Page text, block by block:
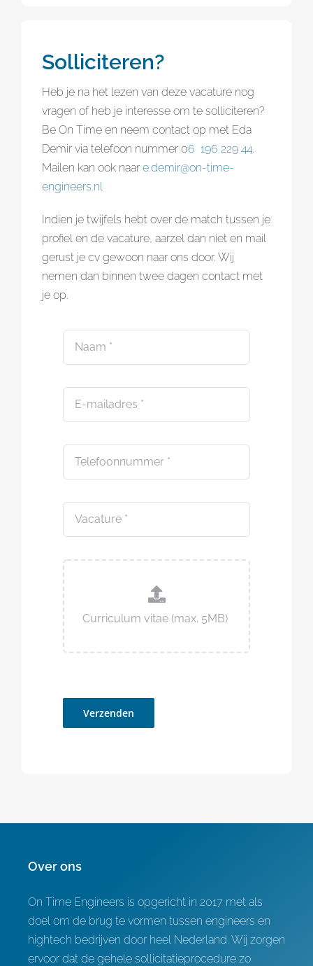
Solliciteren?
Heb je na het lezen van deze vacature nog
vragen of heb je interesse om te solliciteren?
Be On Time en neem contact op met Eda
Demir via telefoon nummer 06 196 229 44.
Mailen kan ook naar e.demir@on-time-
engineers.nl
Indien je twijfels hebt over de match tussen je
profiel en de vacature, aarzel dan niet en mail
gerust je cv gewoon naar ons door. Wij
nemen dan binnen twee dagen contact met
je op.
Verzenden
Over ons
On Time Engineers is opgericht in 2017 met als
doel om de brug te vormen tussen engineers en
hightech bedrijven door heel Nederland. Wij zorgen
ervoor dat de gehele sollicitatieprocedure zo